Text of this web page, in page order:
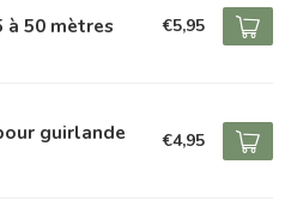
à 50 mètres €5,95
guirlande €4,95